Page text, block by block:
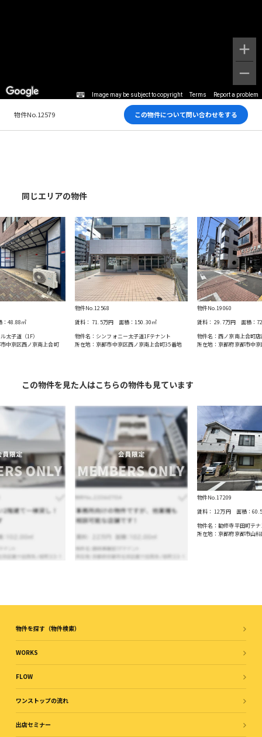
Image may be subject to copyright Terms Report a problem
物件No.12579 この物件について問い合わせをする
同じエリアの物件
48.88㎡
太子道（1F）
中京区西ノ京南上合町
物件No.12568
賃料：71.5万円面積：150.30㎡
物件名：シンフォニー太子道1Fテナント
所在地：京都市中京区西ノ京南上合町35番地
物件No.19060
賃料：29.7万円面積：
物件名：西ノ京南上合町
所在地：京都府京都市中
この物件を見た人はこちらの物件も見ています
物件No.17209
賃料：12万円面積：
物件名：勧修寺平田町テ
所在地：京都府京都市山
物件を探す（物件検索）
WORKS
FLOW
ワンストップの流れ
出店セミナー